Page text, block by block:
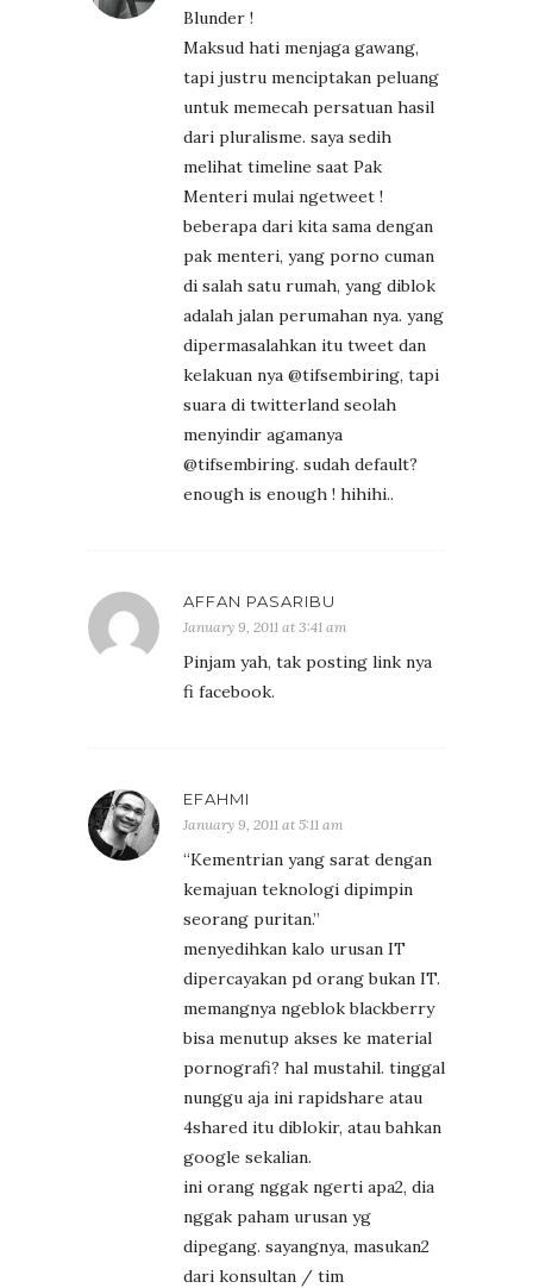
Blunder !
Maksud hati menjaga gawang,
tapi justru menciptakan peluang
untuk memecah persatuan hasil
dari pluralisme. saya sedih
melihat timeline saat Pak
Menteri mulai ngetweet !
beberapa dari kita sama dengan
pak menteri, yang porno cuman
di salah satu rumah, yang diblok
adalah jalan perumahan nya. yang
dipermasalahkan itu tweet dan
kelakuan nya @tifsembiring, tapi
suara di twitterland seolah
menyindir agamanya
@tifsembiring. sudah default?
enough is enough ! hihihi..
AFFAN PASARIBU
January 9, 2011 at 3:41 am
Pinjam yah, tak posting link nya
fi facebook.
EFAHMI
January 9, 2011 at 5:11 am
“Kementrian yang sarat dengan
kemajuan teknologi dipimpin
seorang puritan.”
menyedihkan kalo urusan IT
dipercayakan pd orang bukan IT.
memangnya ngeblok blackberry
bisa menutup akses ke material
pornografi? hal mustahil. tinggal
nunggu aja ini rapidshare atau
4shared itu diblokir, atau bahkan
google sekalian.
ini orang nggak ngerti apa2, dia
nggak paham urusan yg
dipegang. sayangnya, masukan2
dari konsultan / tim